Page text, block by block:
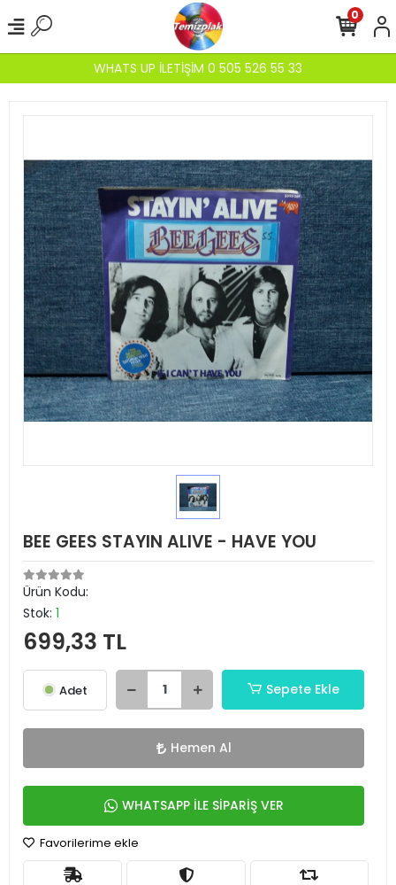
WHATS UP İLETİŞİM 0 505 526 55 33
0
BEE GEES STAYIN ALIVE - HAVE YOU
Ürün Kodu:
Stok: 1
699,33 TL
Adet Sepete Ekle
Hemen Al
WHATSAPP İLE SİPARİŞ VER
Favorilerime ekle